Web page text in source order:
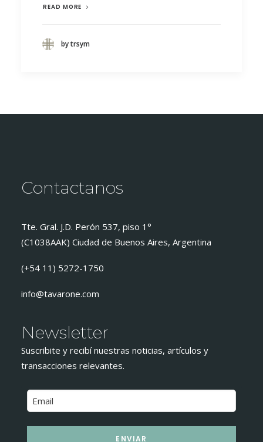
READ MORE
by trsym
Contactanos
Tte. Gral. J.D. Perón 537, piso 1°
(C1038AAK) Ciudad de Buenos Aires, Argentina
(+54 11) 5272-1750
info@tavarone.com
Newsletter
Suscribite y recibí nuestras noticias, artículos y
transacciones relevantes.
ENVIAR